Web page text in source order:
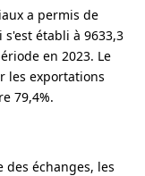
a permis de
établi à 9633,3
en 2023. Le
les exportations
79,4%.
échanges, les